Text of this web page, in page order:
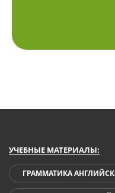
УЧЕБНЫЕ МАТЕРИАЛЫ:
ГРАММАТИКА